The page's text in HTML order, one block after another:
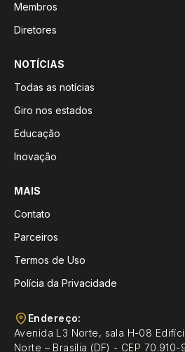
Membros
Diretores
NOTÍCIAS
Todas as notícias
Giro nos estados
Educação
Inovação
MAIS
Contato
Parceiros
Termos de Uso
Polícia da Privacidade
Endereço:
Avenida L3 Norte, sala H-08
Norte – Brasília (DF) - CEP 70.910-